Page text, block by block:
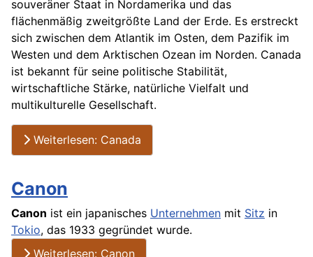
souveräner Staat in Nordamerika und das
flächenmäßig zweitgrößte Land der Erde. Es erstreckt
sich zwischen dem Atlantik im Osten, dem Pazifik im
Westen und dem Arktischen Ozean im Norden. Canada
ist bekannt für seine politische Stabilität,
wirtschaftliche Stärke, natürliche Vielfalt und
multikulturelle Gesellschaft.
Weiterlesen: Canada
Canon
Canon ist ein japanisches Unternehmen mit Sitz in
Tokio, das 1933 gegründet wurde.
Weiterlesen: Canon